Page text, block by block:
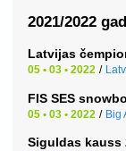
2021/2022
Latvijas
05 • 03 • 2022 /
FIS SES
05 • 03 • 2022 / Big
Siguldas kauss